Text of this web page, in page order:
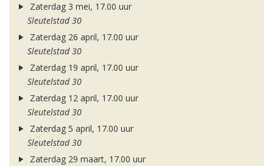
Zaterdag 3 mei, 17.00 uur
Sleutelstad 30
Zaterdag 26 april, 17.00 uur
Sleutelstad 30
Zaterdag 19 april, 17.00 uur
Sleutelstad 30
Zaterdag 12 april, 17.00 uur
Sleutelstad 30
Zaterdag 5 april, 17.00 uur
Sleutelstad 30
Zaterdag 29 maart, 17.00 uur